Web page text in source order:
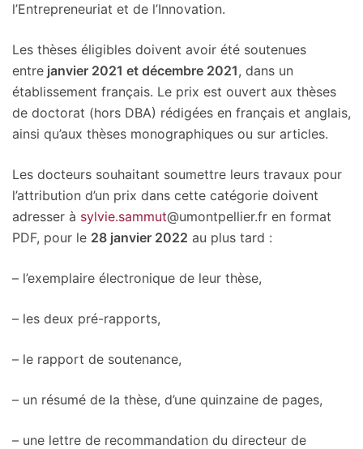
l’Entrepreneuriat et de l’Innovation.
Les thèses éligibles doivent avoir été soutenues
entre janvier 2021 et décembre 2021, dans un
établissement français. Le prix est ouvert aux thèses
de doctorat (hors DBA) rédigées en français et anglais,
ainsi qu’aux thèses monographiques ou sur articles.
Les docteurs souhaitant soumettre leurs travaux pour
l’attribution d’un prix dans cette catégorie doivent
adresser à sylvie.sammut@umontpellier.fr en format
PDF, pour le 28 janvier 2022 au plus tard :
– l’exemplaire électronique de leur thèse,
– les deux pré-rapports,
– le rapport de soutenance,
– un résumé de la thèse, d’une quinzaine de pages,
– une lettre de recommandation du directeur de